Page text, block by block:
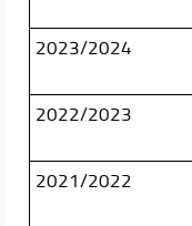
2023/2024
2022/2023
2021/2022